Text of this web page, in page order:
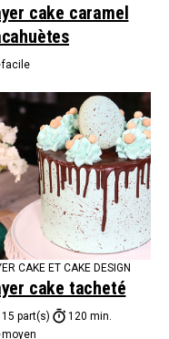
cake caramel
facile
CAKE ET CAKE DESIGN
cake tacheté
15 part(s)
120 min.
moyen